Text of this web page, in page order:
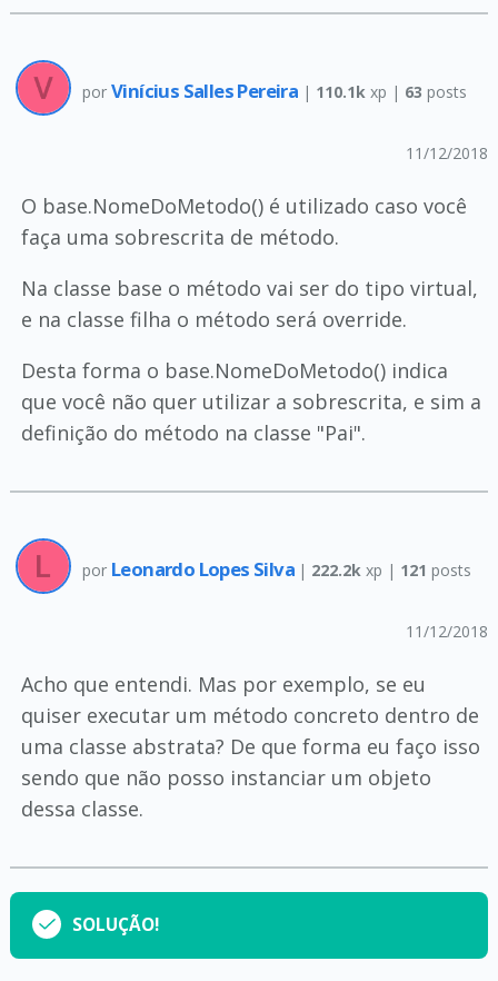
por Vinícius Salles Pereira | 110.1k xp | 63 posts
11/12/2018
O base.NomeDoMetodo() é utilizado caso você
faça uma sobrescrita de método.
Na classe base o método vai ser do tipo virtual,
e na classe filha o método será override.
Desta forma o base.NomeDoMetodo() indica
que você não quer utilizar a sobrescrita, e sim a
definição do método na classe "Pai".
por Leonardo Lopes Silva | 222.2k xp | 121 posts
11/12/2018
Acho que entendi. Mas por exemplo, se eu
quiser executar um método concreto dentro de
uma classe abstrata? De que forma eu faço isso
sendo que não posso instanciar um objeto
dessa classe.
SOLUÇÃO!